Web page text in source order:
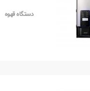
دستگاه قهوه